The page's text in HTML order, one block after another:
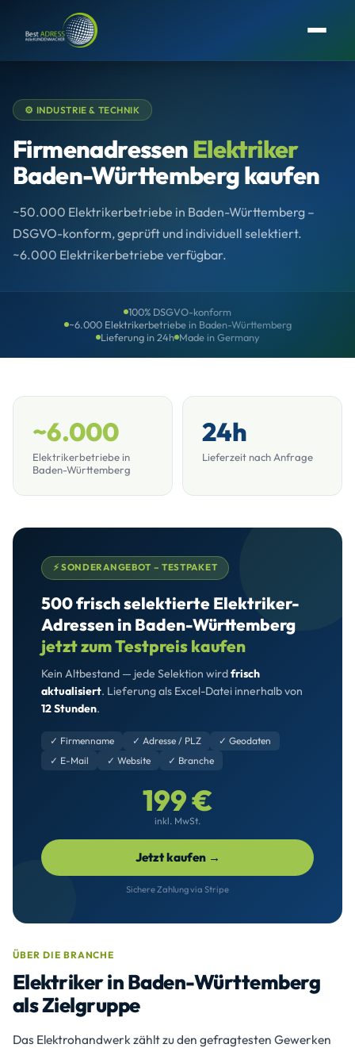
⚙️ INDUSTRIE & TECHNIK
Firmenadressen Elektriker
Baden-Württemberg kaufen
~50.000 Elektrikerbetriebe in Baden-Württemberg –
DSGVO-konform, geprüft und individuell selektiert.
~6.000 Elektrikerbetriebe verfügbar.
100% DSGVO-konform
~6.000 Elektrikerbetriebe in Baden-Württemberg
Lieferung in 24h Made in Germany
~6.000
Elektrikerbetriebe in
Baden-Württemberg
24h
Lieferzeit nach Anfrage
⚡ SONDERANGEBOT – TESTPAKET
500 frisch selektierte Elektriker-
Adressen in Baden-Württemberg
jetzt zum Testpreis kaufen
Kein Altbestand — jede Selektion wirdfrisch
aktualisiert. Lieferung als Excel-Datei innerhalb von
12 Stunden.
✓ Firmenname ✓ Adresse / PLZ
✓ Geodaten
✓ E-Mail
✓ Website ✓ Branche
199 €
inkl. MwSt.
Jetzt kaufen →
Sichere Zahlung via Stripe
ÜBER DIE BRANCHE
Elektriker in Baden-Württemberg
als Zielgruppe
Das Elektrohandwerk zählt zu den gefragtesten Gewerken